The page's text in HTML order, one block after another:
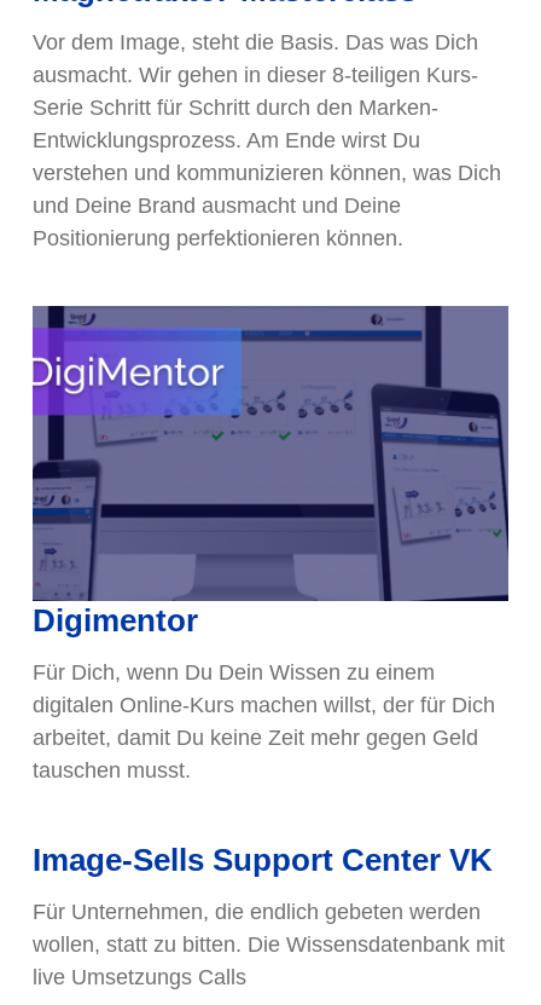
Vor dem Image, steht die Basis. Das was Dich
ausmacht. Wir gehen in dieser 8-teiligen Kurs-
Serie Schritt für Schritt durch den Marken-
Entwicklungsprozess. Am Ende wirst Du
verstehen und kommunizieren können, was Dich
und Deine Brand ausmacht und Deine
Positionierung perfektionieren können.
Digimentor
Für Dich, wenn Du Dein Wissen zu einem
digitalen Online-Kurs machen willst, der für Dich
arbeitet, damit Du keine Zeit mehr gegen Geld
tauschen musst.
Image-Sells Support Center VK
Für Unternehmen, die endlich gebeten werden
wollen, statt zu bitten. Die Wissensdatenbank mit
live Umsetzungs Calls